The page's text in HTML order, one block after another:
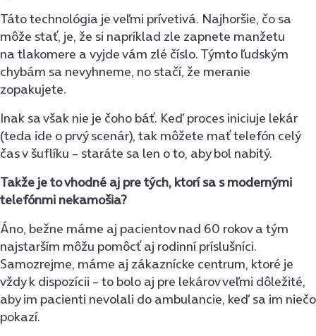
Táto technológia je veľmi prívetivá. Najhoršie, čo sa
môže stať, je, že si napríklad zle zapnete manžetu
na tlakomere a vyjde vám zlé číslo. Týmto ľudským
chybám sa nevyhneme, no stačí, že meranie
zopakujete.
Inak sa však nie je čoho báť. Keď proces iniciuje lekár
(teda ide o prvý scenár), tak môžete mať telefón celý
čas v šuflíku – staráte sa len o to, aby bol nabitý.
Takže je to vhodné aj pre tých, ktorí sa s modernými
telefónmi nekamošia?
Áno, bežne máme aj pacientov nad 60 rokov a tým
najstarším môžu pomôcť aj rodinní príslušníci.
Samozrejme, máme aj zákaznícke centrum, ktoré je
vždy k dispozícii – to bolo aj pre lekárov veľmi dôležité,
aby im pacienti nevolali do ambulancie, keď sa im niečo
pokazí.